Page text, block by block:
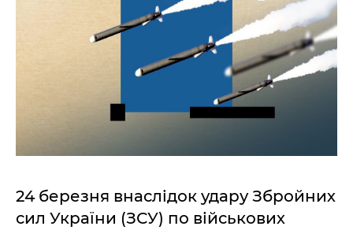
24 березня внаслідок удару Збройних
сил України (ЗСУ) по військових